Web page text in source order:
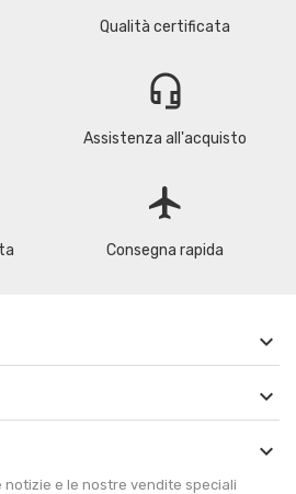
Qualità certificata
headset_mic
Assistenza all'acquisto
flight
Consegna rapida



notizie e le nostre vendite speciali